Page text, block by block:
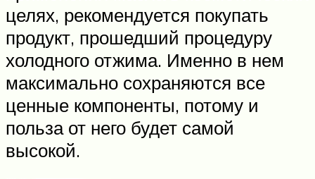
целях, рекомендуется покупать
продукт, прошедший процедуру
холодного отжима. Именно в нем
максимально сохраняются все
ценные компоненты, потому и
польза от него будет самой
высокой.